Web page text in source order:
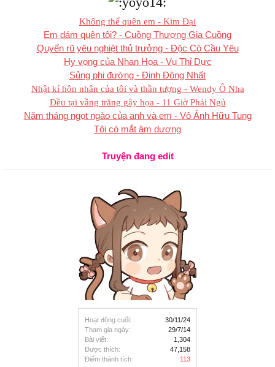
Hoạt động cuối:
30/11/24
Tham gia ngày:
29/7/14
Bài viết:
1,304
Được thích:
47,158
Điểm thành tích:
113
Không thể quên em - Kim Đại
Em dám quên tôi? - Cuồng Thượng Gia Cuồng
Quyến rũ yêu nghiệt thủ trưởng - Độc Cô Cầu Yêu
Hy vọng của Nhan Họa - Vụ Thỉ Dực
Sủng phi đường - Đinh Đông Nhất
Nhật kí hôn nhân của tôi và thần tượng - Wendy Ô Nha
Đều tại vầng trăng gây họa - 11 Giờ Phải Ngủ
Năm tháng ngọt ngào của anh và em - Vô Ảnh Hữu Tung
Tôi có mắt âm dương
Truyện edit